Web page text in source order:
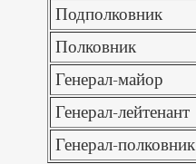
Подполковник
Полковник
Генерал-майор
Генерал-лейтенант
Генерал-полковник